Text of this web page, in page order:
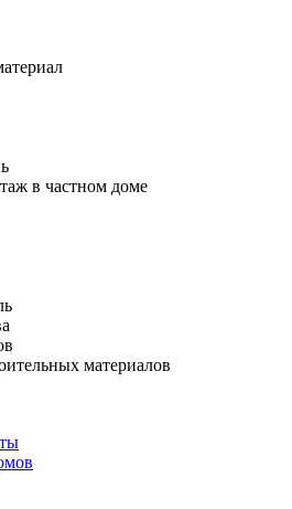
в частном доме
материалов